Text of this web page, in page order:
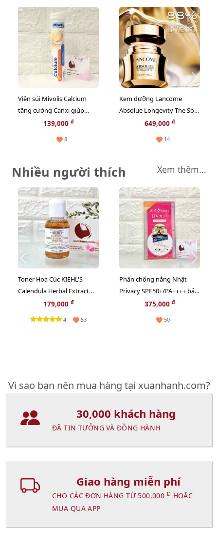
Viên sủi Mivolis Calcium
tăng cường Canxi giúp
xương chắc khỏe, hàng nội
139,000 đ
8
Kem dưỡng Lancome
Absolue Longevity The Soft
- tái tạo và bổ sung năng
649,000 đ
14
Nhiều người thích Xem thêm...
Toner Hoa Cúc KIEHL'S
Calendula Herbal Extract
cân bằng độ ẩm và sạch
sâu - 40ml
179,000 đ
4 53
Phấn chống nắng Nhật
Privacy SPF50+/PA++++ bảo
vệ và thoáng mịn đẹp da
375,000 đ
50
Vì sao bạn nên mua hàng tại xuanhanh.com?
30,000 khách hàng
ĐÃ TIN TƯỞNG VÀ ĐỒNG HÀNH
Giao hàng miễn phí
CHO CÁC ĐƠN HÀNG TỪ 500,000 Đ HOẶC
MUA QUA APP